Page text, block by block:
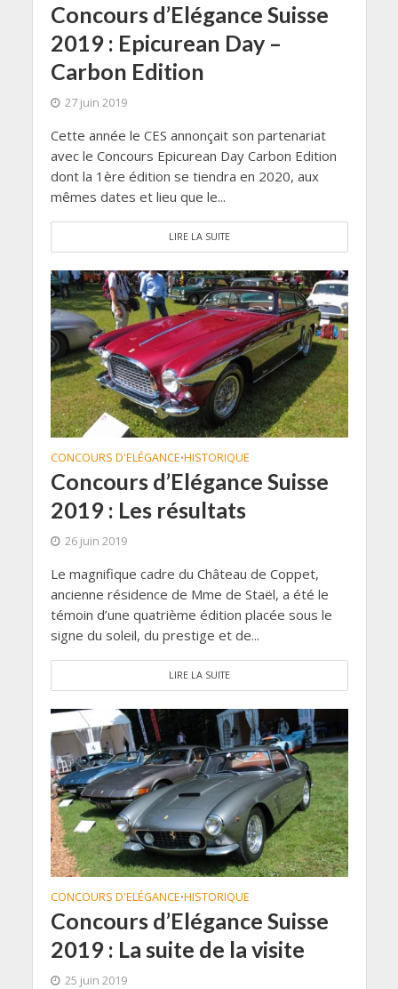
Concours d’Elégance Suisse
2019 : Epicurean Day –
Carbon Edition
27 juin 2019
Cette année le CES annonçait son partenariat
avec le Concours Epicurean Day Carbon Edition
dont la 1ère édition se tiendra en 2020, aux
mêmes dates et lieu que le...
LIRE LA SUITE
CONCOURS D'ELÉGANCE•HISTORIQUE
Concours d’Elégance Suisse
2019 : Les résultats
26 juin 2019
Le magnifique cadre du Château de Coppet,
ancienne résidence de Mme de Staël, a été le
témoin d’une quatrième édition placée sous le
signe du soleil, du prestige et de...
LIRE LA SUITE
CONCOURS D'ELÉGANCE•HISTORIQUE
Concours d’Elégance Suisse
2019 : La suite de la visite
25 juin 2019